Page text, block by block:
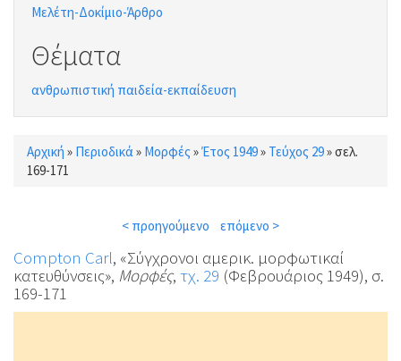
Μελέτη-Δοκίμιο-Άρθρο
Θέματα
ανθρωπιστική παιδεία-εκπαίδευση
Είστε εδώ
Αρχική » Περιοδικά» Μορφές »Έτος 1949» Τεύχος 29»σελ.
169-171
< προηγούμενο επόμενο >
Compton Carl, «Σύγχρονοι αμερικ. μορφωτικαί
κατευθύνσεις», Μορφές, τχ. 29 (Φεβρουάριος 1949), σ.
169-171